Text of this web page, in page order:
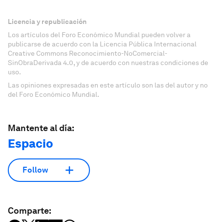
Licencia y republicación
Los artículos del Foro Económico Mundial pueden volver a
publicarse de acuerdo con la Licencia Pública Internacional
Creative Commons Reconocimiento-NoComercial-
SinObraDerivada 4.0, y de acuerdo con nuestras condiciones de
uso.
Las opiniones expresadas en este artículo son las del autor y no
del Foro Económico Mundial.
Mantente al día:
Espacio
Follow
Comparte: